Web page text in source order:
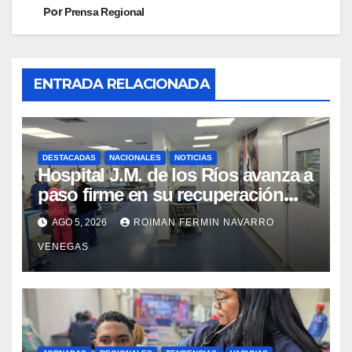
PorPrensa Regional
ENTRADA RELACIONADA
DESTACADAS NACIONALES NOTICIAS
Hospital J.M. de los Ríos avanza a
paso firme en su recuperación
tras los recientes eventos
sísmicos
AGO 5, 2026 ROIMAN FERMIN NAVARRO
VENEGAS